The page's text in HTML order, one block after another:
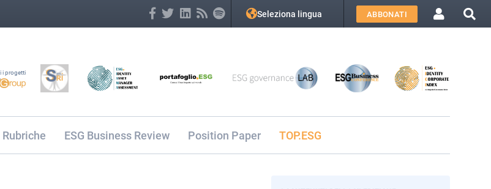
Seleziona lingua ABBONATI
i progetti
Rubriche ESG Business Review Position Paper TOP.ESG